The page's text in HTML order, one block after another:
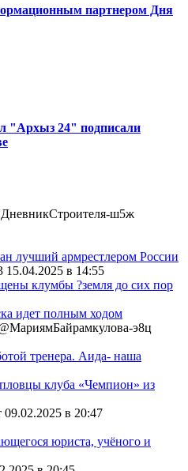
партнером Дня
"Архыз 24" подписали
ш5ж
лучший армрестлером России
15.04.2025 в 14:55
клумбы ?земля до сих пор
идет полным ходом
э8ц
тренера. Аида- наша
клуба «Чемпион» из
09.02.2025 в 20:47
юриста, учёного и